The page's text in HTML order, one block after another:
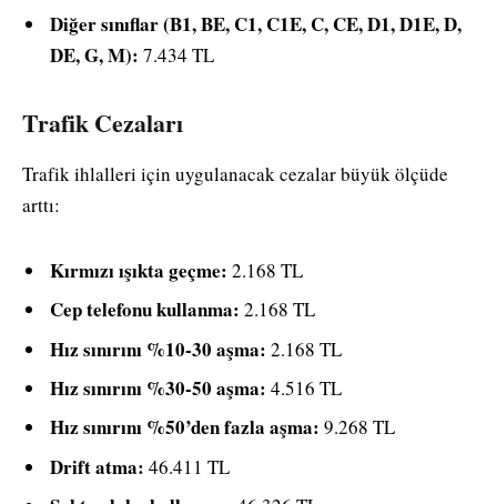
Diğer sınıflar (B1, BE, C1, C1E, C, CE, D1, D1E, D,
DE, G, M): 7.434 TL
Trafik Cezaları
Trafik ihlalleri için uygulanacak cezalar büyük ölçüde
arttı:
Kırmızı ışıkta geçme: 2.168 TL
Cep telefonu kullanma: 2.168 TL
Hız sınırını %10-30 aşma: 2.168 TL
Hız sınırını %30-50 aşma: 4.516 TL
Hız sınırını %50’den fazla aşma: 9.268 TL
Drift atma: 46.411 TL